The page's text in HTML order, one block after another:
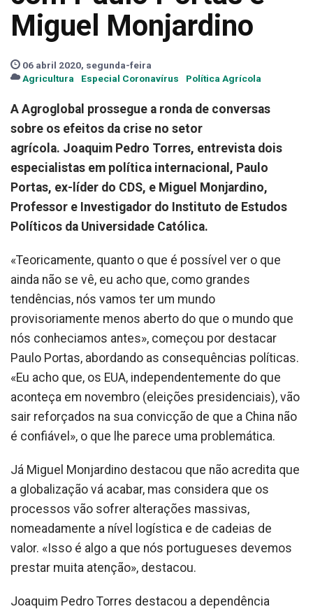
Miguel Monjardino
06 abril 2020, segunda-feira
Agricultura
Especial Coronavírus Política Agrícola
A Agroglobal prossegue a ronda de conversas
sobre os efeitos da crise no setor
agrícola. Joaquim Pedro Torres, entrevista dois
especialistas em política internacional, Paulo
Portas, ex-líder do CDS, e Miguel Monjardino,
Professor e Investigador do Instituto de Estudos
Políticos da Universidade Católica.
«Teoricamente, quanto o que é possível ver o que
ainda não se vê, eu acho que, como grandes
tendências, nós vamos ter um mundo
provisoriamente menos aberto do que o mundo que
nós conheciamos antes», começou por destacar
Paulo Portas, abordando as consequências políticas.
«Eu acho que, os EUA, independentemente do que
aconteça em novembro (eleições presidenciais), vão
sair reforçados na sua convicção de que a China não
é confiável», o que lhe parece uma problemática.
Já Miguel Monjardino destacou que não acredita que
a globalização vá acabar, mas considera que os
processos vão sofrer alterações massivas,
nomeadamente a nível logística e de cadeias de
valor. «Isso é algo a que nós portugueses devemos
prestar muita atenção», destacou.
Joaquim Pedro Torres destacou a dependência